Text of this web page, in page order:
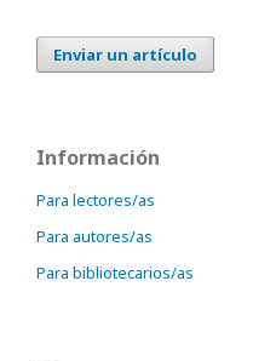
Enviar un artículo
Información
Para lectores/as
Para autores/as
Para bibliotecarios/as